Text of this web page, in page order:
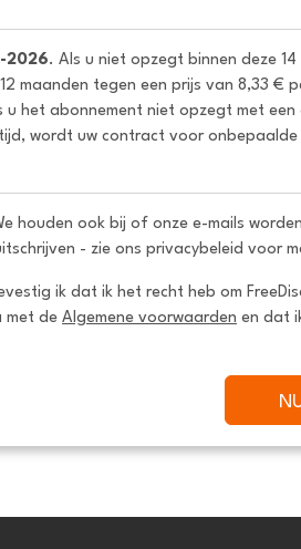
2026. Als u niet opzegt binnen deze
maanden tegen een prijs van 8,33 €
het abonnement niet opzegt met een
wordt uw contract voor onbepaalde
houden ook bij of onze e-mails
- zie ons privacybeleid voor
ik dat ik het recht heb om
met de Algemene voorwaarden en dat